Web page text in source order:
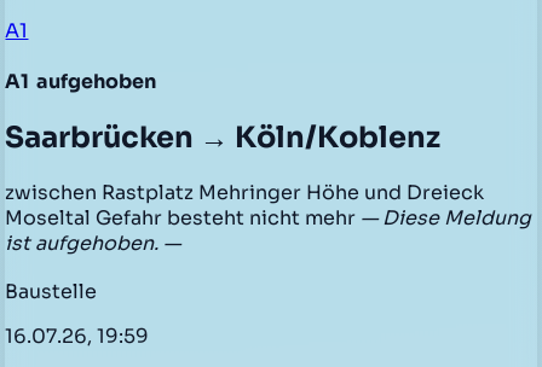
A1
A1 aufgehoben
Saarbrücken → Köln/Koblenz
zwischen Rastplatz Mehringer Höhe und Dreieck
Moseltal Gefahr besteht nicht mehr — Diese Meldung
ist aufgehoben. —
Baustelle
16.07.26, 19:59